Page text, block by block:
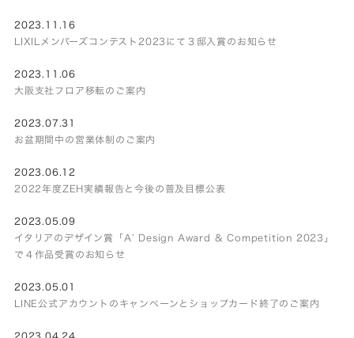
2023.11.16
LIXILメンバーズコンテスト2023にて３邸入賞のお知らせ
2023.11.06
大阪支社フロア移転のご案内
2023.07.31
お盆期間中の営業体制のご案内
2023.06.12
2022年度ZEH実績報告と今後の普及目標公表
2023.05.09
イタリアのデザイン賞「A’ Design Award & Competition 2023」
で４作品受賞のお知らせ
2023.05.01
LINE公式アカウントのキャンペーンとショップカード終了のご案内
2023.04.24